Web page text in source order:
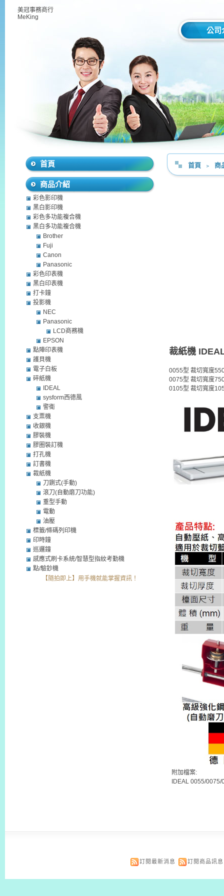
美冠事務商行
MeKing
公司
首頁 ﹥ 商
裁紙機
0055型 裁切寬度
0075型 裁切寬度
0105型 裁切寬度
附加檔案:
IDEAL 0055/0075/
首頁
商品介紹
彩色影印機
黑白影印機
彩色多功能複合機
黑白多功能複合機
Brother
Fuji
Canon
Panasonic
彩色印表機
黑白印表機
打卡鐘
投影機
NEC
Panasonic
LCD商務機
EPSON
點陣印表機
護貝機
電子白板
碎紙機
IDEAL
sysform西德風
警衛
支票機
收銀機
膠裝機
膠圈裝訂機
打孔機
訂書機
裁紙機
刀鍘式(手動)
滾刀(自動磨刀功能)
重型手動
電動
油壓
標籤/條碼列印機
印時鐘
巡邏鐘
感應式刷卡系統/智慧型指紋考勤機
點/驗鈔機
【隨拍即上】用手機就能掌握資訊！
訂閱最新消息 訂閱商品訊息